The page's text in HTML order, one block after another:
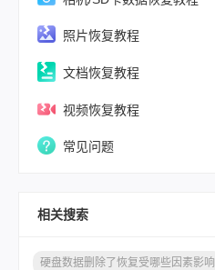
照片恢复教程
文档恢复教程
视频恢复教程
常见问题
相关搜索
硬盘数据删除了恢复受哪些因素影响